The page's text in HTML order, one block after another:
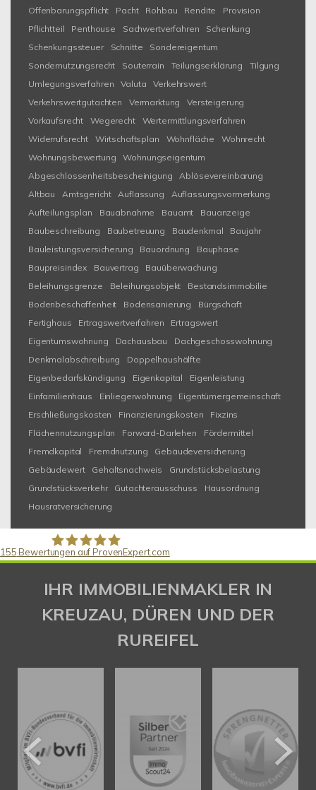
Offenbarungspflicht
Pacht Rohbau Rendite
Provision
Pflichtteil
Penthouse Sachwertverfahren
Schenkung
Schenkungssteuer
Schnitte
Sondereigentum
Sondernutzungsrecht
Souterrain Teilungserklärung
Tilgung
Umlegungsverfahren
Valuta
Verkehrswert
Verkehrswertgutachten
Vermarktung
Versteigerung
Vorkaufsrecht
Wegerecht
Wertermittlungsverfahren
Widerrufsrecht
Wirtschaftsplan Wohnfläche
Wohnrecht
Wohnungsbewertung
Wohnungseigentum
Abgeschlossenheitsbescheinigung
Ablösevereinbarung
Altbau
Amtsgericht Auflassung
Auflassungsvormerkung
Aufteilungsplan
Bauabnahme Bauamt
Bauanzeige
Baubeschreibung
Baubetreuung Baudenkmal
Baujahr
Bauleistungsversicherung
Bauordnung
Bauphase
Baupreisindex
Bauvertrag
Bauüberwachung
Beleihungsgrenze
Beleihungsobjekt
Bestandsimmobilie
Bodenbeschaffenheit
Bodensanierung
Bürgschaft
Fertighaus
Ertragswertverfahren
Ertragswert
Eigentumswohnung
Dachausbau
Dachgeschosswohnung
Denkmalabschreibung
Doppelhaushälfte
Eigenbedarfskündigung
Eigenkapital
Eigenleistung
Einfamilienhaus
Einliegerwohnung
Eigentümergemeinschaft
Erschließungskosten
Finanzierungskosten
Fixzins
Flächennutzungsplan
Forward-Darlehen
Fördermittel
Fremdkapital
Fremdnutzung
Gebäudeversicherung
Gebäudewert
Gehaltsnachweis
Grundstücksbelastung
Grundstücksverkehr
Gutachterausschuss
Hausordnung
Hausratversicherung
Gaspar Immobilienberatung
155 Bewertungen auf ProvenExpert.com
IHR IMMOBILIENMAKLER IN
KREUZAU, DÜREN UND DER
RUREIFEL